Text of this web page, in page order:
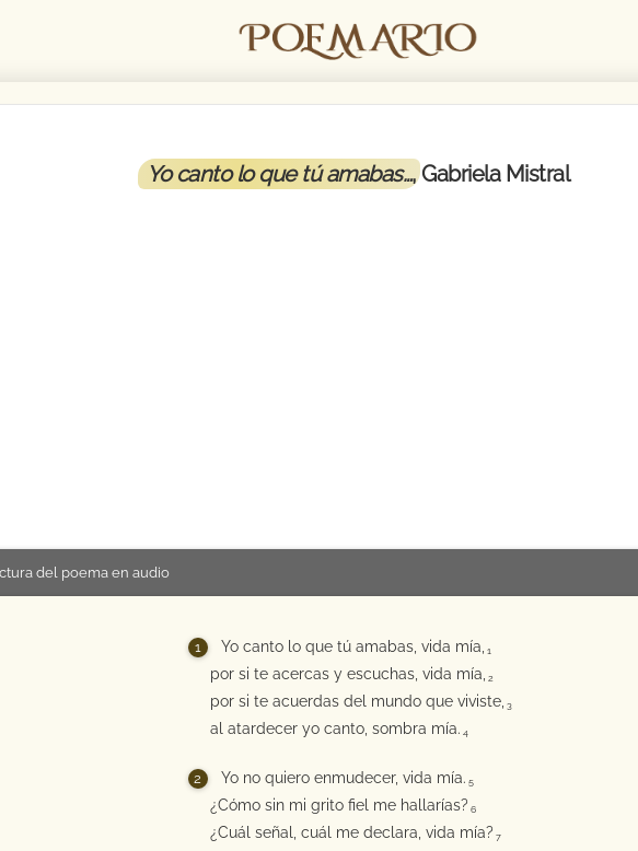
Yo canto lo que tú amabas…, Gabriela Mistral
del poema en audio
Yo canto lo que tú amabas, vida mía, 1
por si te acercas y escuchas, vida mía, 2
por si te acuerdas del mundo que viviste, 3
al atardecer yo canto, sombra mía. 4
Yo no quiero enmudecer, vida mía. 5
¿Cómo sin mi grito fiel me hallarías? 6
¿Cuál señal, cuál me declara, vida mía? 7